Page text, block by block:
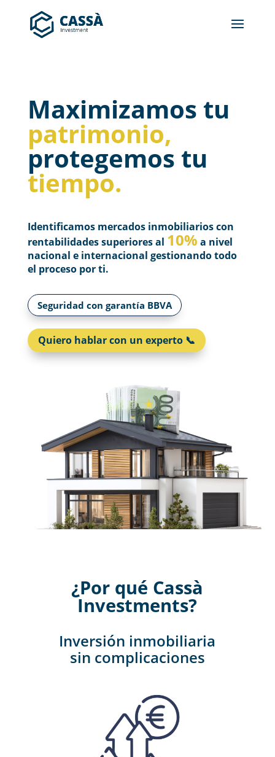
Maximizamos tu
patrimonio,
protegemos tu
tiempo.
Identificamos mercados inmobiliarios con
rentabilidades superiores al 10% a nivel
nacional e internacional gestionando todo
el proceso por ti.
Seguridad con garantía BBVA
Quiero hablar con un experto 📞
¿Por qué Cassà
Investments?
Inversión inmobiliaria
sin complicaciones